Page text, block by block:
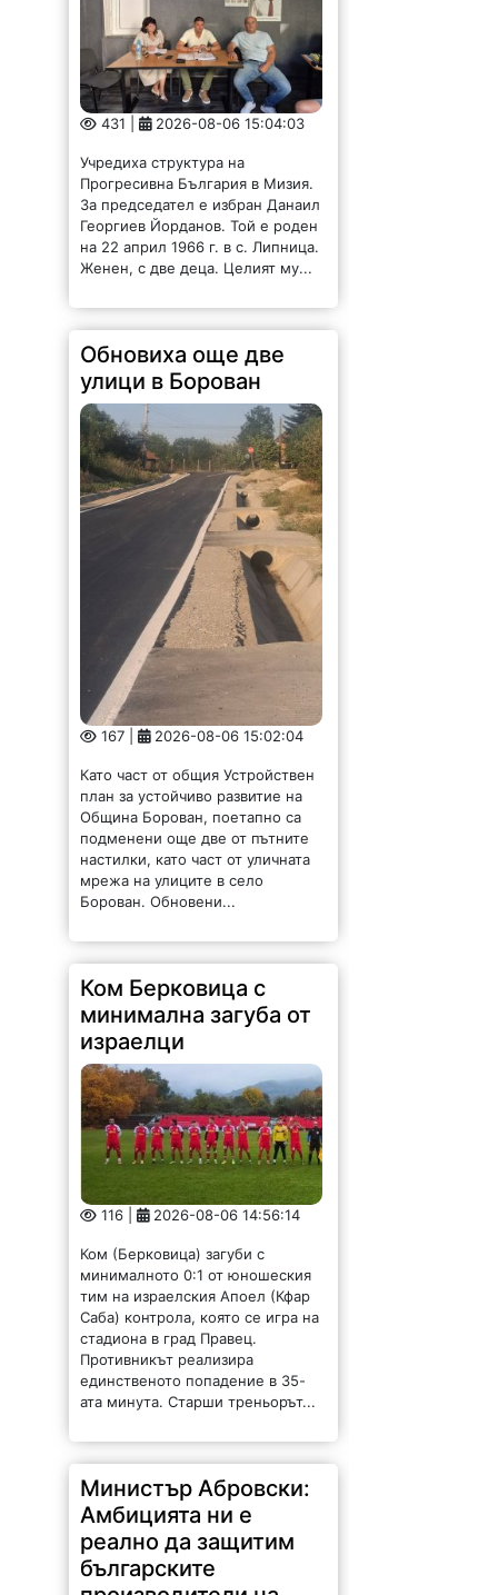
431 | 2026-08-06 15:04:03
Учредиха структура на
Прогресивна България в Мизия.
За председател е избран Данаил
Георгиев Йорданов. Той е роден
на 22 април 1966 г. в с. Липница.
Женен, с две деца. Целият му...
Обновиха още две
улици в Борован
167 | 2026-08-06 15:02:04
Като част от общия Устройствен
план за устойчиво развитие на
Община Борован, поетапно са
подменени още две от пътните
настилки, като част от уличната
мрежа на улиците в село
Борован. Обновени...
Ком Берковица с
минимална загуба от
израелци
116 | 2026-08-06 14:56:14
Ком (Берковица) загуби с
минималното 0:1 от юношеския
тим на израелския Апоел (Кфар
Саба) контрола, която се игра на
стадиона в град Правец.
Противникът реализира
единственото попадение в 35-
ата минута. Старши треньорът...
Министър Абровски:
Амбицията ни е
реално да защитим
българските